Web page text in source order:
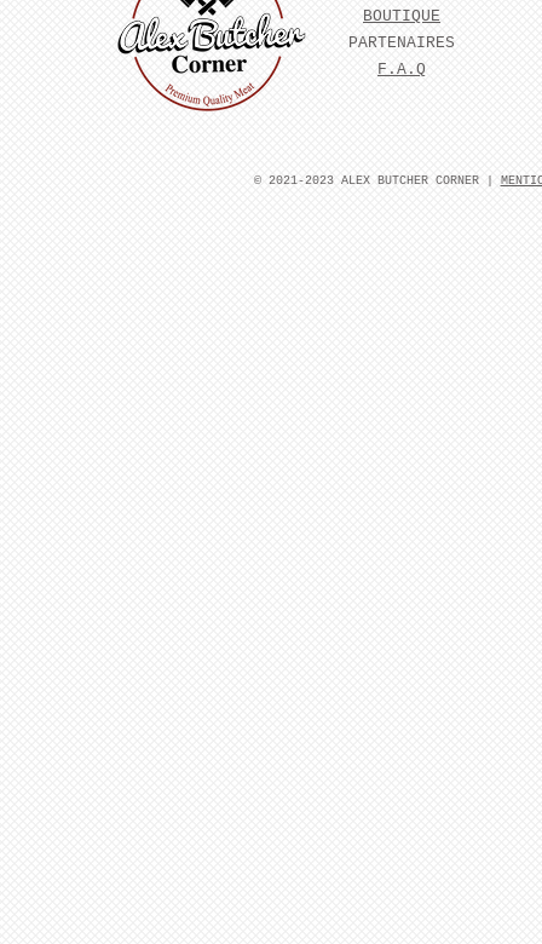
BOUTIQUE
PARTENAIRES
F.A.Q
​© 2021-2023 ALEX BUTCHER CORNER |